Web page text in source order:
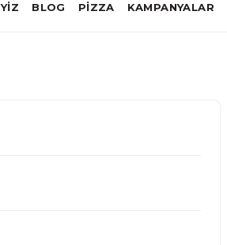
BLOG PİZZA KAMPANYALAR